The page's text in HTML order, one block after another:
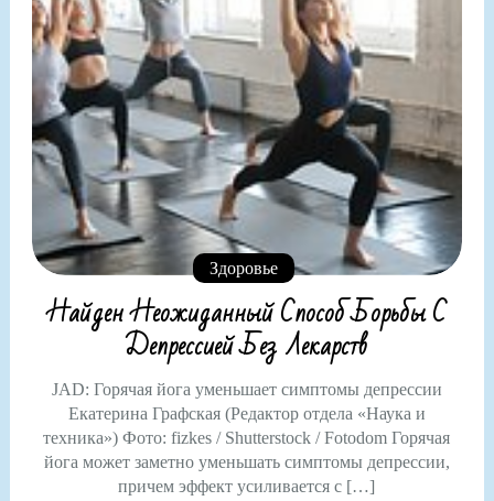
Здоровье
Найден Неожиданный Способ Борьбы С
Депрессией Без Лекарств
JAD: Горячая йога уменьшает симптомы депрессии
Екатерина Графская (Редактор отдела «Наука и
техника») Фото: fizkes / Shutterstock / Fotodom Горячая
йога может заметно уменьшать симптомы депрессии,
причем эффект усиливается с […]